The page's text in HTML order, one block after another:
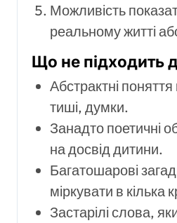
Можливість
реальному житті
Що не підходить
Абстрактні
тиші, думки.
Занадто поетичні
на досвід дитини.
Багатошарові
міркувати в кілька
Застарілі слова,